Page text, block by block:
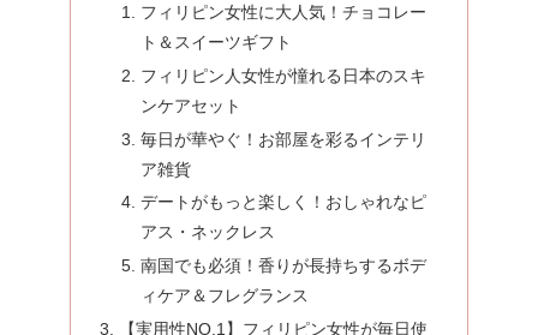
フィリピン女性に大人気！チョコレー
ト＆スイーツギフト
フィリピン人女性が憧れる日本のスキ
ンケアセット
毎日が華やぐ！お部屋を彩るインテリ
ア雑貨
デートがもっと楽しく！おしゃれなピ
アス・ネックレス
南国でも必須！香りが長持ちするボデ
ィケア＆フレグランス
【実用性NO.1】フィリピン女性が毎日使